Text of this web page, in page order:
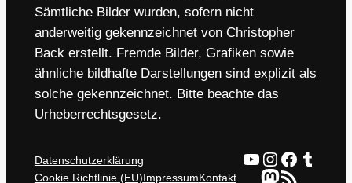
Sämtliche Bilder wurden, sofern nicht
anderweitig gekennzeichnet von Christopher
Back erstellt. Fremde Bilder, Grafiken sowie
ähnliche bildhafte Darstellungen sind explizit als
solche gekennzeichnet. Bitte beachte das
Urheberrechtsgesetz.
Datenschutzerklärung
Cookie Richtlinie (EU)ImpressumKontakt
YouTube
Instagram
Mastodon
RSS-Feed